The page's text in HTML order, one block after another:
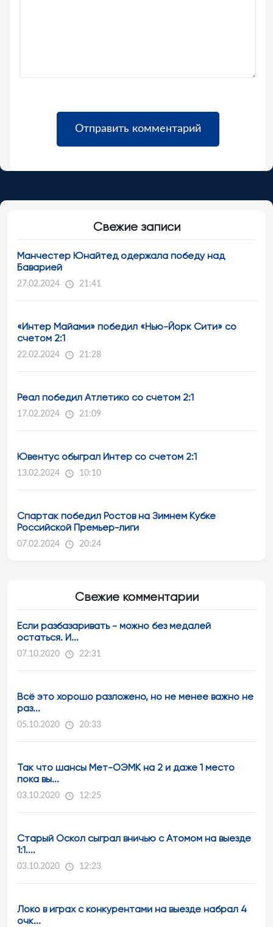
Свежие записи
Манчестер Юнайтед одержала победу над
Баварией
27.02.2024 21:41
«Интер Майами» победил «Нью-Йорк Сити» со
счетом 2:1
22.02.2024 21:28
Реал победил Атлетико со счетом 2:1
17.02.2024 21:09
Ювентус обыграл Интер со счетом 2:1
13.02.2024 10:10
Спартак победил Ростов на Зимнем Кубке
Российской Премьер-лиги
07.02.2024 20:24
Свежие комментарии
Если разбазаривать - можно без медалей
остаться. И...
07.10.2020 22:31
Всё это хорошо разложено, но не менее важно не
раз...
05.10.2020 20:33
Так что шансы Мет-ОЭМК на 2 и даже 1 место
пока вы...
03.10.2020 12:25
Старый Оскол сыграл вничью с Атомом на выезде
1:1....
03.10.2020 12:23
Локо в играх с конкурентами на выезде набрал 4
очк...